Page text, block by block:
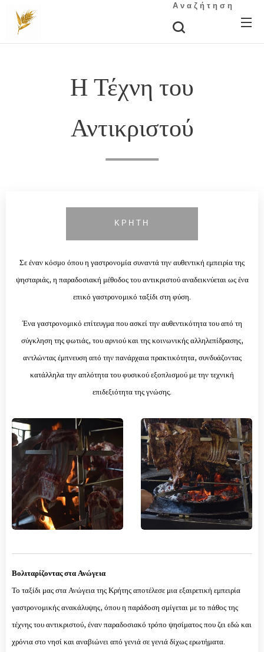
Αναζήτηση
Η Τέχνη του
Αντικριστού
ΚΡΗΤΗ
Σε έναν κόσμο όπου η γαστρονομία συναντά την αυθεντική εμπειρία της
ψησταριάς, η παραδοσιακή μέθοδος του αντικριστού αναδεικνύεται ως ένα
επικό γαστρονομικό ταξίδι στη φύση.
Ένα γαστρονομικό επίτευγμα που ασκεί την αυθεντικότητα του από τη
σύγκληση της φωτιάς, του αρνιού και της κοινωνικής αλληλεπίδρασης,
αντλώντας έμπνευση από την πανάρχαια πρακτικότητα, συνδυάζοντας
κατάλληλα την απλότητα του φυσικού εξοπλισμού με την τεχνική
επιδεξιότητα της γνώσης.
Βολιταρίζοντας στα Ανώγεια
Το ταξίδι μας στα Ανώγεια της Κρήτης αποτέλεσε μια εξαιρετική εμπειρία
γαστρονομικής ανακάλυψης, όπου η παράδοση σμίγεται με το πάθος της
τέχνης του αντικριστού, έναν παραδοσιακό τρόπο ψησίματος που ζει εδώ και
χρόνια στο νησί και αναβιώνει από γενιά σε γενιά δίχως ερωτήματα.